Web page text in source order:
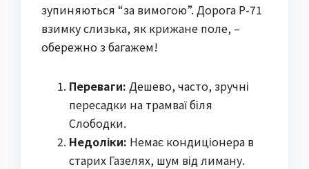
зупиняються “за вимогою”. Дорога Р-71
взимку слизька, як крижане поле, –
обережно з багажем!
Переваги: Дешево, часто, зручні
пересадки на трамваї біля
Слободки.
Недоліки: Немає кондиціонера в
старих Газелях, шум від лиману.